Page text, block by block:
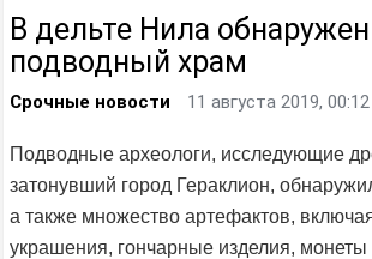
В дельте Нила
подводный храм
Срочные новости 11 августа 2019, 00:12
Подводные археологи, исследующие
затонувший город Гераклион,
а также множество артефактов,
украшения, гончарные изделия,